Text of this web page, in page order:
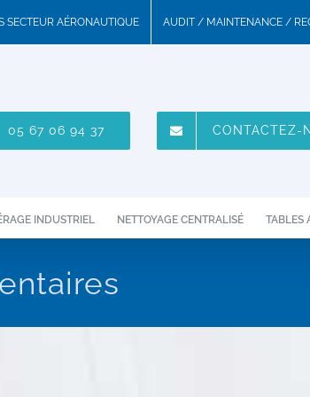
SECTEUR AÉRONAUTIQUE AUDIT / MAINTENANCE /
05 67 06 94 37 CONTACTEZ-
INDUSTRIEL NETTOYAGE CENTRALISÉ TABLES